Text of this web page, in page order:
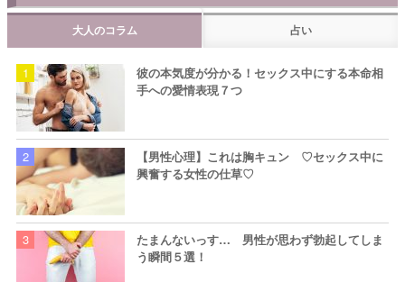
大人のコラム 占い
彼の本気度が分かる！セックス中にする本命相
手への愛情表現７つ
【男性心理】これは胸キュン ♡セックス中に
興奮する女性の仕草♡
たまんないっす… 男性が思わず勃起してしま
う瞬間５選！